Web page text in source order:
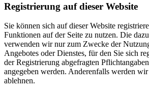
Registrierung auf dieser Website
Sie können sich auf dieser Website
Funktionen auf der Seite zu nutzen. Die
verwenden wir nur zum Zwecke der
Angebotes oder Dienstes, für den Sie sich
der Registrierung abgefragten
angegeben werden. Anderenfalls werden
ablehnen.